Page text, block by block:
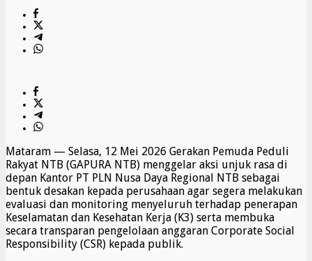
Mataram — Selasa, 12 Mei 2026 Gerakan Pemuda Peduli
Rakyat NTB (GAPURA NTB) menggelar aksi unjuk rasa di
depan Kantor PT PLN Nusa Daya Regional NTB sebagai
bentuk desakan kepada perusahaan agar segera melakukan
evaluasi dan monitoring menyeluruh terhadap penerapan
Keselamatan dan Kesehatan Kerja (K3) serta membuka
secara transparan pengelolaan anggaran Corporate Social
Responsibility (CSR) kepada publik.